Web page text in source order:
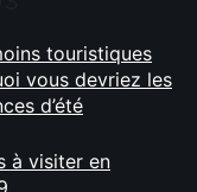
touristiques
vous devriez les
d’été
à visiter en